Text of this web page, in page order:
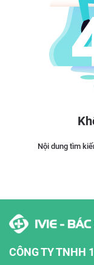
Nội dung tìm
CÔNG TY TNHH